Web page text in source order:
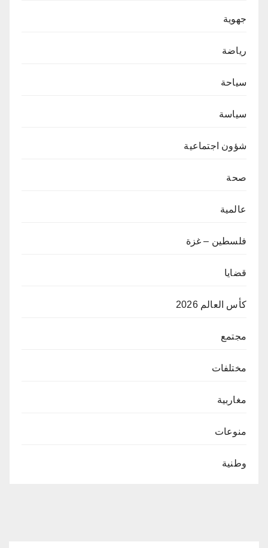
جهوية
رياضة
سياحة
سياسة
شؤون اجتماعية
صحة
عالمية
فلسطين – غزة
قضايا
كأس العالم 2026
مجتمع
مختلفات
مغاربية
منوعات
وطنية